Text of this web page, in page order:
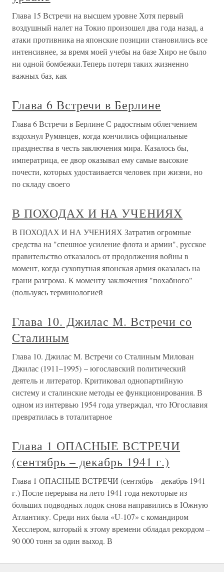
Глава 15 Встречи на высшем уровне Хотя первый
воздушный налет на Токио произошел два года назад, а
атаки противника на японские позиции становились все
интенсивнее, за время моей учебы на базе Хиро не было
ни одной бомбежки.Теперь потеря таких жизненно
важных баз, как
Глава 6 Встречи в Берлине
Глава 6 Встречи в Берлине С радостным облегчением
вздохнул Румянцев, когда кончились официальные
празднества в честь заключения мира. Казалось бы,
императрица, ее двор оказывал ему самые высокие
почести, которых удостаивается человек при жизни, но
по складу своего
В ПОХОДАХ И НА УЧЕНИЯХ
В ПОХОДАХ И НА УЧЕНИЯХ Затратив огромные
средства на "спешное усиление флота и армии", русское
правительство отказалось от продолжения войны в
момент, когда сухопутная японская армия оказалась на
грани разгрома. К моменту заключения "похабного"
(пользуясь терминологией
Глава 10. Джилас М. Встречи со
Сталиным
Глава 10. Джилас М. Встречи со Сталиным Милован
Джилас (1911–1995) – югославский политический
деятель и литератор. Критиковал однопартийную
систему и сталинские методы ее функционирования. В
одном из интервью 1954 года утверждал, что Югославия
превратилась в тоталитарное
Глава 1 ОПАСНЫЕ ВСТРЕЧИ
(сентябрь – декабрь 1941 г.)
Глава 1 ОПАСНЫЕ ВСТРЕЧИ (сентябрь – декабрь 1941
г.) После перерыва на лето 1941 года некоторые из
больших подводных лодок снова направились в Южную
Атлантику. Среди них была «U-107» с командиром
Хесслером, который к этому времени обладал рекордом –
90 000 тонн за один выход. В